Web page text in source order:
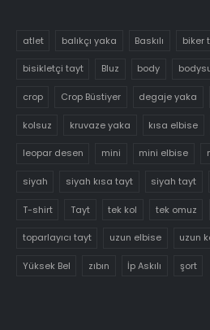
atlet balıkçı yaka Baskılı biker
bisikletçi tayt Bluz body
crop Crop Büstiyer degaje yaka
kolsuz kruvaze yaka kısa elbise
leopar desen mini mini elbise
siyah siyah kısa tayt siyah tayt
T-shirt Tayt tek kol tek omuz
toparlayıcı tayt uzun elbise uzun
Yüksek Bel zıbın İp Askılı şort